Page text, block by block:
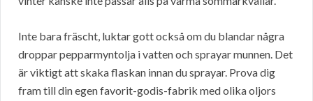
Inte bara fräscht, luktar gott också om du blandar några
droppar pepparmyntolja i vatten och sprayar munnen. Det
är viktigt att skaka flaskan innan du sprayar. Prova dig
fram till din egen favorit-godis-fabrik med olika oljors